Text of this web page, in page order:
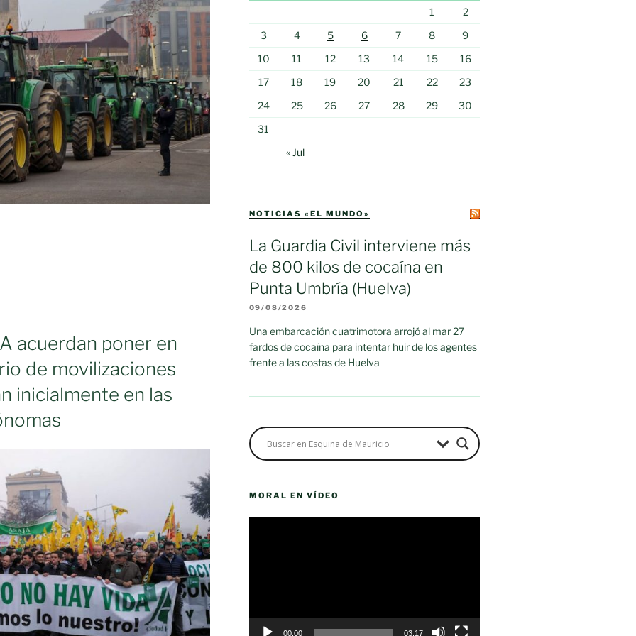
acuerdan poner en
de movilizaciones
inicialmente en las
1
2
3
4 5 6 7 8
9
10
11 12 13 14 15
16
17
18 19 20 21 22
23
24
25 26 27 28 29
30
31
« Jul
NOTICIAS «EL MUNDO»
La Guardia Civil interviene más
de 800 kilos de cocaína en
Punta Umbría (Huelva)
09/08/2026
Una embarcación cuatrimotora arrojó al mar 27
fardos de cocaína para intentar huir de los agentes
frente a las costas de Huelva
MORAL EN VÍDEO
00:00 03:17